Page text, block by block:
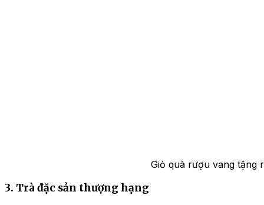
Giỏ quà rượu vang tặng
3. Trà đặc sản thượng hạng